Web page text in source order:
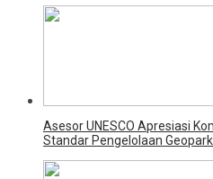
Asesor UNESCO Apresiasi
Standar Pengelolaan